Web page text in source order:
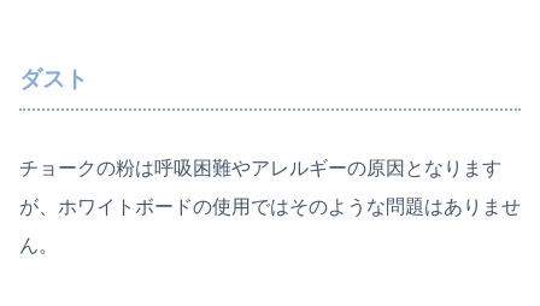
ダスト
チョークの粉は呼吸困難やアレルギーの原因となります
が、ホワイトボードの使用ではそのような問題はありませ
ん。